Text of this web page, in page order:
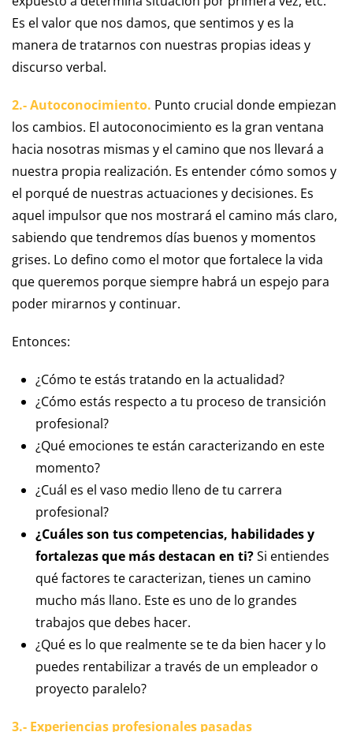
Es el valor que nos damos, que sentimos y es la
manera de tratarnos con nuestras propias ideas y
discurso verbal.
2.- Autoconocimiento. Punto crucial donde empiezan
los cambios. El autoconocimiento es la gran ventana
hacia nosotras mismas y el camino que nos llevará a
nuestra propia realización. Es entender cómo somos y
el porqué de nuestras actuaciones y decisiones. Es
aquel impulsor que nos mostrará el camino más claro,
sabiendo que tendremos días buenos y momentos
grises. Lo defino como el motor que fortalece la vida
que queremos porque siempre habrá un espejo para
poder mirarnos y continuar.
Entonces:
¿Cómo te estás tratando en la actualidad?
¿Cómo estás respecto a tu proceso de transición
profesional?
¿Qué emociones te están caracterizando en este
momento?
¿Cuál es el vaso medio lleno de tu carrera
profesional?
¿Cuáles son tus competencias, habilidades y
fortalezas que más destacan en ti?Si entiendes
qué factores te caracterizan, tienes un camino
mucho más llano. Este es uno de lo grandes
trabajos que debes hacer.
¿Qué es lo que realmente se te da bien hacer y lo
puedes rentabilizar a través de un empleador o
proyecto paralelo?
3.- Experiencias profesionales pasadas